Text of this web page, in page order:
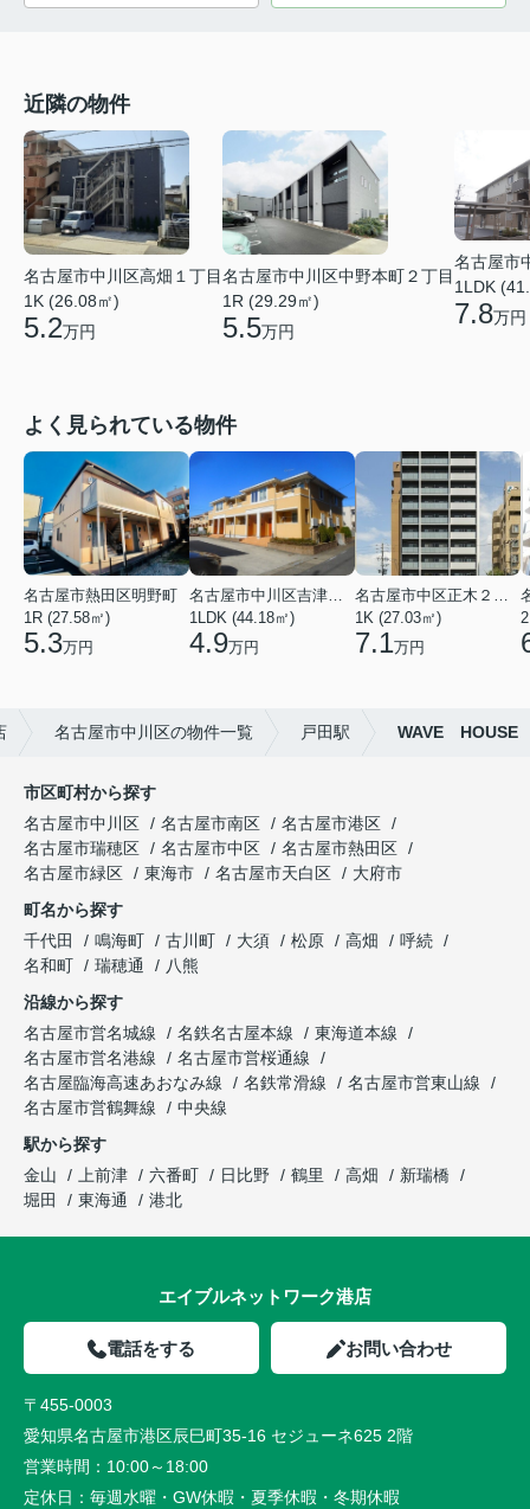
近隣の物件
名古屋市中川区高畑１丁目
1K (26.08㎡)
5.2万円
名古屋市中川区中野本町２丁目
1R (29.29㎡)
5.5万円
名古屋市
1LDK
7.8万円
よく見られている物件
名古屋市熱田区明野町
1R (27.58㎡)
5.3万円
名古屋市中川区吉津４丁目
1LDK (44.18㎡)
4.9万円
名古屋市中区正木２丁目
1K (27.03㎡)
7.1万円
名古屋市中川区の物件一覧 戸田駅 WAVE HOUSE
市区町村から探す
名古屋市中川区
名古屋市南区
名古屋市港区
名古屋市瑞穂区
名古屋市中区
名古屋市熱田区
名古屋市緑区
東海市 名古屋市天白区
大府市
町名から探す
千代田
鳴海町 古川町 大須 松原 高畑
呼続
名和町
瑞穂通
八熊
沿線から探す
名古屋市営名城線
名鉄名古屋本線
東海道本線
名古屋市営名港線
名古屋市営桜通線
名古屋臨海高速あおなみ線
名鉄常滑線
名古屋市営東山線
名古屋市営鶴舞線
中央線
駅から探す
金山
上前津 六番町 日比野 鶴里 高畑
新瑞橋
堀田
東海通 港北
エイブルネットワーク港店
電話をする お問い合わせ
〒455-0003
愛知県名古屋市港区辰巳町35-16 セジューネ625 2階
営業時間： 10:00～18:00
定休日： 毎週水曜・GW休暇・夏季休暇・冬期休暇